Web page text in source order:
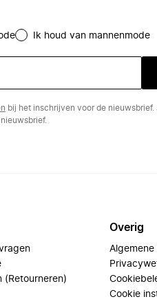
Ik houd van mannenmode
bij het inschrijven voor de nieuwsbrief.
(Retourneren)
Overig
Cookie